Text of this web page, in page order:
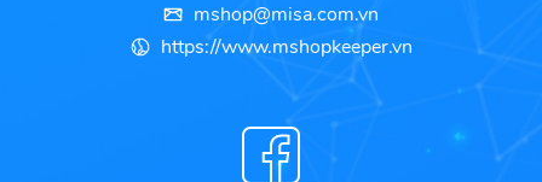
mshop@misa.com.vn
https://www.mshopkeeper.vn